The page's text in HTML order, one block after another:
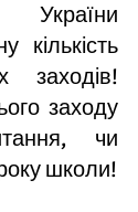
кількість
заходів!
заходу
чи